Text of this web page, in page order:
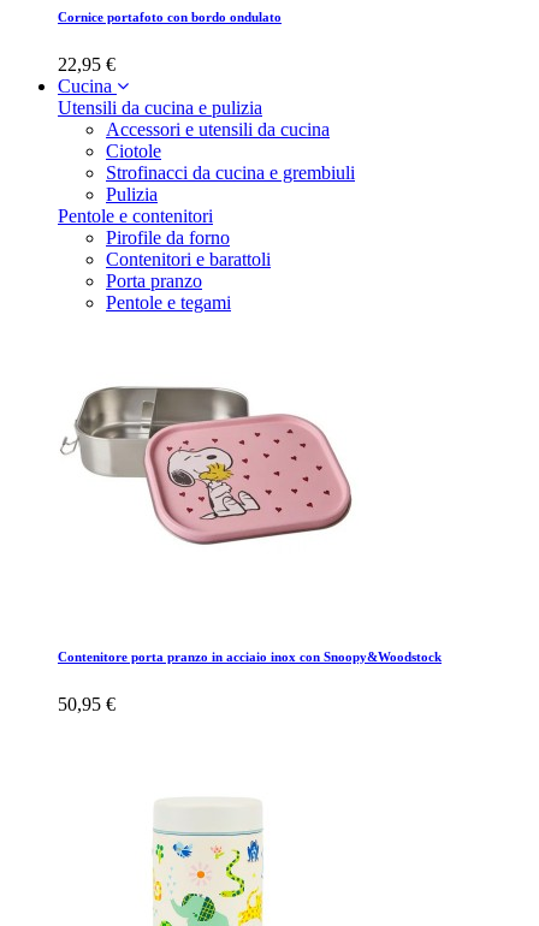
Cornice portafoto con bordo ondulato
22,95 €
Cucina
Utensili da cucina e pulizia
Accessori e utensili da cucina
Ciotole
Strofinacci da cucina e grembiuli
Pulizia
Pentole e contenitori
Pirofile da forno
Contenitori e barattoli
Porta pranzo
Pentole e tegami
Contenitore porta pranzo in acciaio inox con Snoopy&Woodstock
50,95 €